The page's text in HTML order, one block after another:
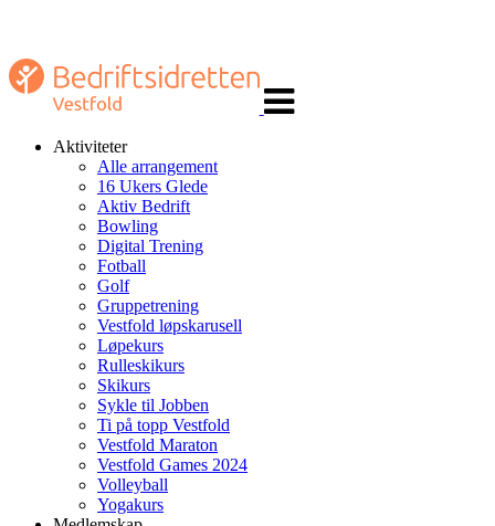
navigasjon
Aktiviteter
Alle arrangement
16 Ukers Glede
Aktiv Bedrift
Bowling
Digital Trening
Fotball
Golf
Gruppetrening
Vestfold løpskarusell
Løpekurs
Rulleskikurs
Skikurs
Sykle til Jobben
Ti på topp Vestfold
Vestfold Maraton
Vestfold Games 2024
Volleyball
Yogakurs